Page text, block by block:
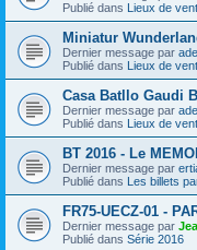
Publié dans Lieux de
Miniatur
Dernier message par
Publié dans Lieux de
Casa Batllo Gaudi
Dernier message par
Publié dans Lieux de
BT 2016 - Le
Dernier message par
Publié dans Les billets
FR75-UECZ-01 -
Dernier message par
Publié dans Série 2016